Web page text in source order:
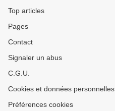
Top articles
Pages
Contact
Signaler un abus
C.G.U.
Cookies et données personnelles
Préférences cookies